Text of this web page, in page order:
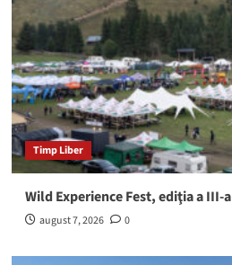
Timp Liber
Wild Experience Fest, ediţia a III-a
august 7, 2026 0